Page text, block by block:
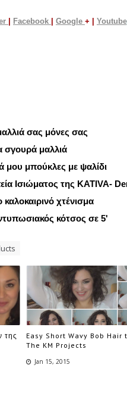
Facebook Google + | Youtube
σας μόνες σας
σγουρά μαλλιά
μου μπούκλες με ψαλίδι
Ισιώματος της KATIVA-
χτένισμα
κότσος σε 5'
της
Easy Short Wavy Bob Hair
The KM Projects
Jan 15, 2015